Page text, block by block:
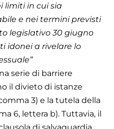
limiti in cui sia
e nei termini previsti
legislativo 30 giugno
idonei a rivelare lo
serie di barriere
il divieto di istanze
3) e la tutela della
6, lettera b). Tuttavia, il